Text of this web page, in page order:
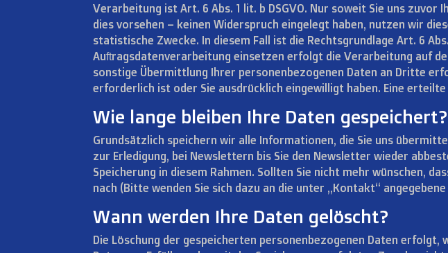
Verarbeitung ist Art. 6 Abs. 1 lit. b DSGVO. Nur soweit Sie uns
dies vorsehen – keinen Widerspruch eingelegt haben, nutzen wir
statistische Zwecke. In diesem Fall ist die Rechtsgrundlage Art. 6
Auftragsdatenverarbeitung einsetzen erfolgt die Verarbeitung auf
sonstige Übermittlung Ihrer personenbezogenen Daten an Dritte
erforderlich ist oder Sie ausdrücklich eingewilligt haben. Eine
Wie lange bleiben Ihre Daten gespeichert?
Grundsätzlich speichern wir alle Informationen, die Sie uns
zur Erledigung, bei Newslettern bis Sie den Newsletter wieder
Speicherung in diesem Rahmen. Sollten Sie nicht mehr wünschen,
nach (Bitte wenden Sie sich dazu an die unter „Kontakt“ angegebene
Wann werden Ihre Daten gelöscht?
Die Löschung der gespeicherten personenbezogenen Daten erfolgt,